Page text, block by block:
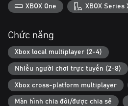
XBOX One XBOX Series
Chức năng
Xbox local multiplayer (2-4)
Nhiều người chơi trực tuyến (2-8)
Xbox cross-platform multiplayer
Màn hình chia đôi/được chia sẻ